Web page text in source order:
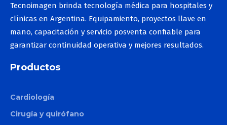
Tecnoimagen brinda tecnología médica para hospitales y
clínicas en Argentina. Equipamiento, proyectos llave en
mano, capacitación y servicio posventa confiable para
garantizar continuidad operativa y mejores resultados.
Productos
Cardiología
Cirugía y quirófano